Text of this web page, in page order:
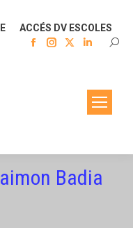
ACCÉS DV ESCOLES
Facebook
Instagram
window
new
window
Linkedin
in
new
window
Badia